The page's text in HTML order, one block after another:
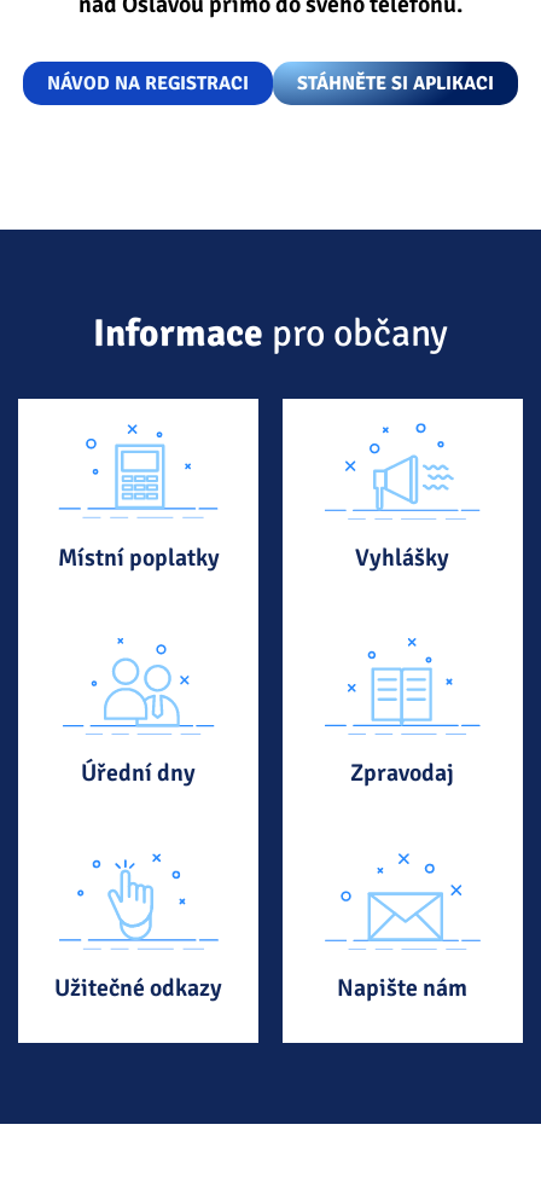
NÁVOD NA REGISTRACI STÁHNĚTE SI APLIKACI
Informace pro občany
Místní poplatky Vyhlášky
Úřední dny Zpravodaj
Užitečné odkazy Napište nám